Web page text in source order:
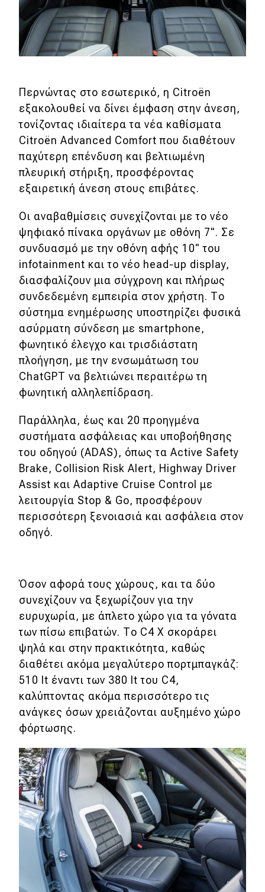
Περνώντας στο εσωτερικό, η Citroën
εξακολουθεί να δίνει έμφαση στην άνεση,
τονίζοντας ιδιαίτερα τα νέα καθίσματα
Citroën Advanced Comfort που διαθέτουν
παχύτερη επένδυση και βελτιωμένη
πλευρική στήριξη, προσφέροντας
εξαιρετική άνεση στους επιβάτες.
Οι αναβαθμίσεις συνεχίζονται με το νέο
ψηφιακό πίνακα οργάνων με οθόνη 7". Σε
συνδυασμό με την οθόνη αφής 10" του
infotainment και το νέο head-up display,
διασφαλίζουν μια σύγχρονη και πλήρως
συνδεδεμένη εμπειρία στον χρήστη. Το
σύστημα ενημέρωσης υποστηρίζει φυσικά
ασύρματη σύνδεση με smartphone,
φωνητικό έλεγχο και τρισδιάστατη
πλοήγηση, με την ενσωμάτωση του
ChatGPT να βελτιώνει περαιτέρω τη
φωνητική αλληλεπίδραση.
Παράλληλα, έως και 20 προηγμένα
συστήματα ασφάλειας και υποβοήθησης
του οδηγού (ADAS), όπως τα Active Safety
Brake, Collision Risk Alert, Highway Driver
Assist και Adaptive Cruise Control με
λειτουργία Stop & Go, προσφέρουν
περισσότερη ξενοιασιά και ασφάλεια στον
οδηγό.
Όσον αφορά τους χώρους, και τα δύο
συνεχίζουν να ξεχωρίζουν για την
ευρυχωρία, με άπλετο χώρο για τα γόνατα
των πίσω επιβατών. Το C4 X σκοράρει
ψηλά και στην πρακτικότητα, καθώς
διαθέτει ακόμα μεγαλύτερο πορτμπαγκάζ:
510 lt έναντι των 380 lt του C4,
καλύπτοντας ακόμα περισσότερο τις
ανάγκες όσων χρειάζονται αυξημένο χώρο
φόρτωσης.